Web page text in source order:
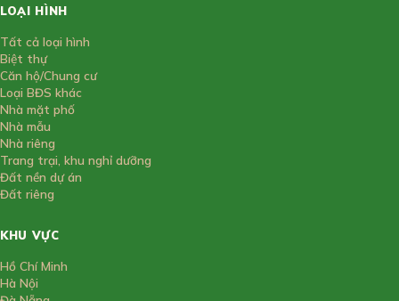
LOẠI HÌNH
Tất cả loại hình
Biệt thự
Căn hộ/Chung cư
Loại BĐS khác
Nhà mặt phố
Nhà mẫu
Nhà riêng
Trang trại, khu nghỉ dưỡng
Đất nền dự án
Đất riêng
KHU VỰC
Hồ Chí Minh
Hà Nội